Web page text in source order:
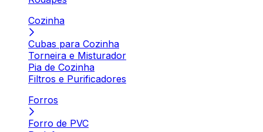
Cozinha
Cubas para Cozinha
Torneira e Misturador
Pia de Cozinha
Filtros e Purificadores
Forros
Forro de PVC